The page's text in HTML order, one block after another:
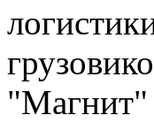
"Магнит"